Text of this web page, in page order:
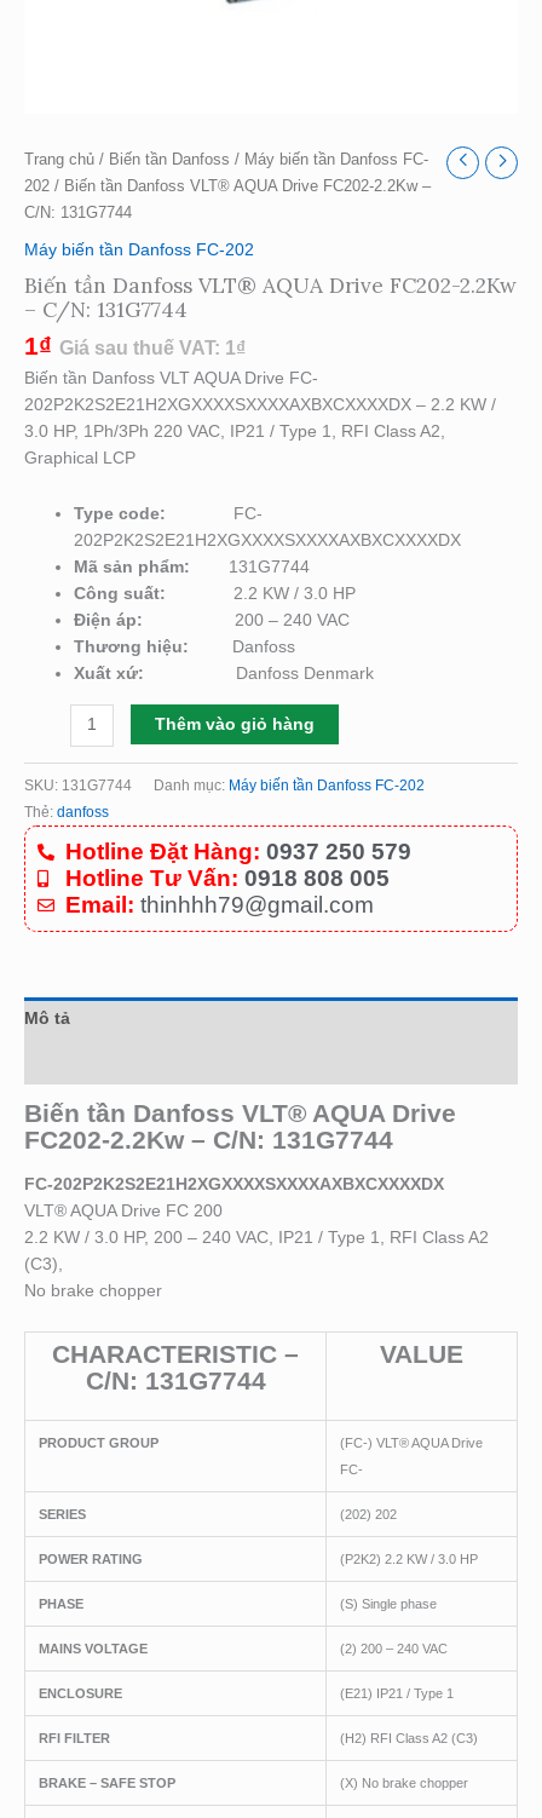
Trang chủ / Biến tần Danfoss / Máy biến tần Danfoss FC-
202 / Biến tần Danfoss VLT® AQUA Drive FC202-2.2Kw –
C/N: 131G7744
Máy biến tần Danfoss FC-202
Biến tần Danfoss VLT® AQUA Drive FC202-2.2Kw
– C/N: 131G7744
1₫ Giá sau thuế VAT: 1₫
Biến tần Danfoss VLT AQUA Drive FC-
202P2K2S2E21H2XGXXXXSXXXXAXBXCXXXXDX – 2.2 KW /
3.0 HP, 1Ph/3Ph 220 VAC, IP21 / Type 1, RFI Class A2,
Graphical LCP
Type code:
FC-
202P2K2S2E21H2XGXXXXSXXXXAXBXCXXXXDX
Mã sản phẩm: 131G7744
Công suất:2.2 KW / 3.0 HP
Điện áp:200 – 240 VAC
Thương hiệu:
Danfoss
Xuất xứ:
Danfoss Denmark
Thêm vào giỏ hàng
SKU: 131G7744 Danh mục: Máy biến tần Danfoss FC-202
Thẻ: danfoss
Hotline Đặt Hàng: 0937 250 579
Hotline Tư Vấn: 0918 808 005
Email: thinhhh79@gmail.com
Mô tả
Biến tần Danfoss VLT® AQUA Drive
FC202-2.2Kw – C/N: 131G7744
FC-202P2K2S2E21H2XGXXXXSXXXXAXBXCXXXXDX
VLT® AQUA Drive FC 200
2.2 KW / 3.0 HP, 200 – 240 VAC, IP21 / Type 1, RFI Class A2
(C3),
No brake chopper
CHARACTERISTIC –
C/N: 131G7744
VALUE
PRODUCT GROUP
(FC-) VLT® AQUA Drive
FC-
SERIES (202) 202
POWER RATING (P2K2) 2.2 KW / 3.0 HP
PHASE (S) Single phase
MAINS VOLTAGE (2) 200 – 240 VAC
ENCLOSURE (E21) IP21 / Type 1
RFI FILTER (H2) RFI Class A2 (C3)
BRAKE – SAFE STOP (X) No brake chopper